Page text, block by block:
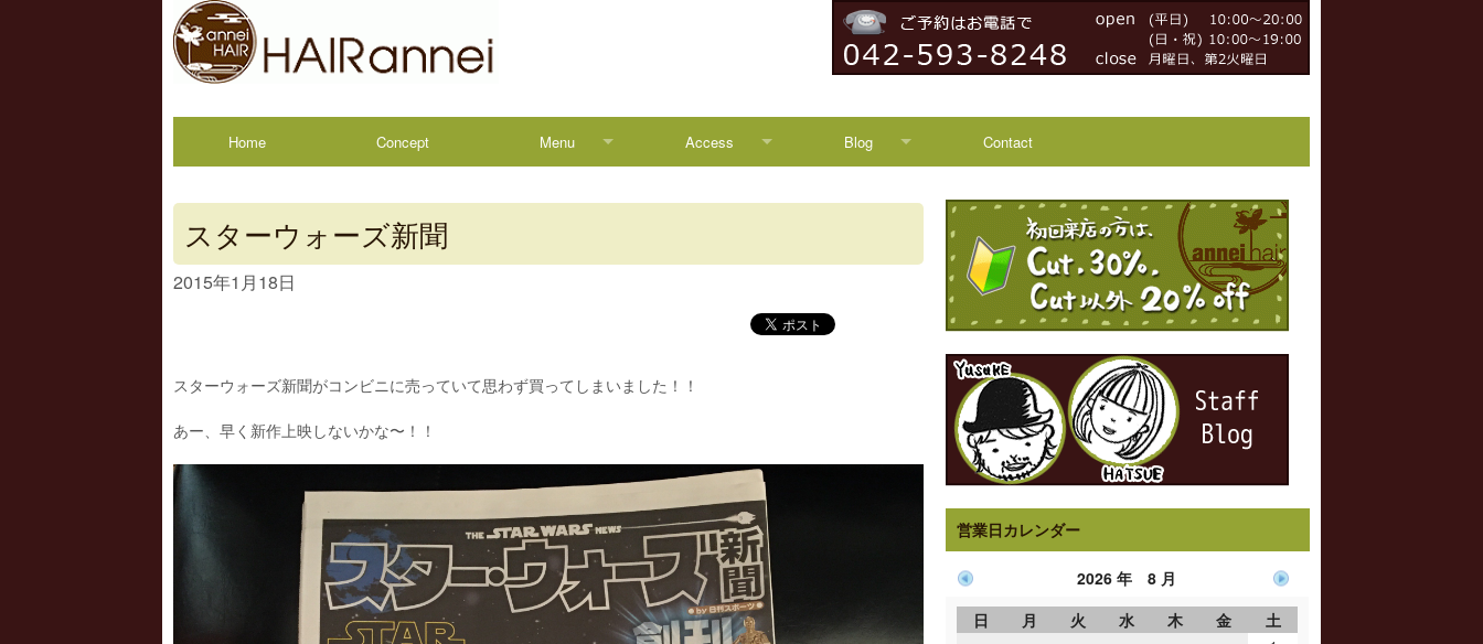
Home Concept Menu Access Blog Contact
スターウォーズ新聞
2015年1月18日
スターウォーズ新聞がコンビニに売っていて思わず買ってしまいました！！
あー、早く新作上映しないかな〜！！
営業日カレンダー
2026 年 8 月
日
月 火 水 木 金
土